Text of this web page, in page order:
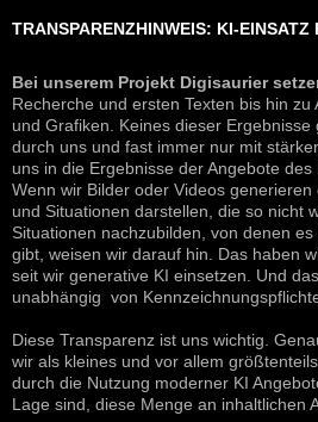
TRANSPARENZHINWEIS: KI-EINSATZ
Bei unserem Projekt Digisaurier
Recherche und ersten Texten bis hin zu
und Grafiken. Keines dieser Ergebnisse
durch uns und fast immer nur mit
uns in die Ergebnisse der Angebote des
Wenn wir Bilder oder Videos generieren
und Situationen darstellen, die so nicht
Situationen nachzubilden, von denen
gibt, weisen wir darauf hin. Das haben
seit wir generative KI einsetzen. Und
unabhängig von
Diese Transparenz ist uns wichtig.
wir als kleines und vor allem
durch die Nutzung moderner KI
Lage sind, diese Menge an inhaltlichen